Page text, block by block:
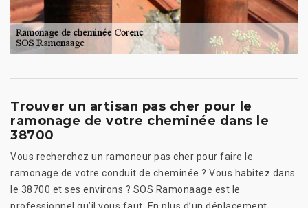
Trouver un artisan pas cher pour le
ramonage de votre cheminée dans le
38700
Vous recherchez un ramoneur pas cher pour faire le
ramonage de votre conduit de cheminée ? Vous habitez dans
le 38700 et ses environs ? SOS Ramonaage est le